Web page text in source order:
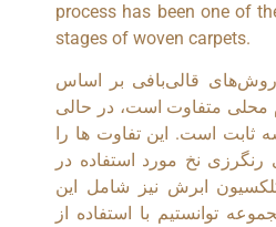
process has been one of
stages of woven carpets.
قالی‌بافی بر اساس
متفاوت است، در حالی
است. این تفاوت ها را
نخ مورد استفاده در
ابرش نیز شامل این
توانستیم با استفاده از